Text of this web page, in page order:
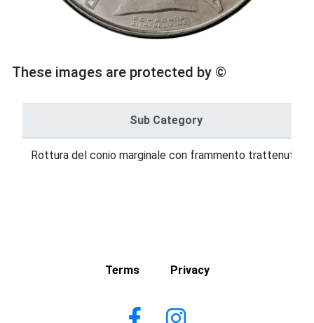
These images are protected by ©
Sub Category
Rottura del conio marginale con frammento trattenuto
Terms Privacy